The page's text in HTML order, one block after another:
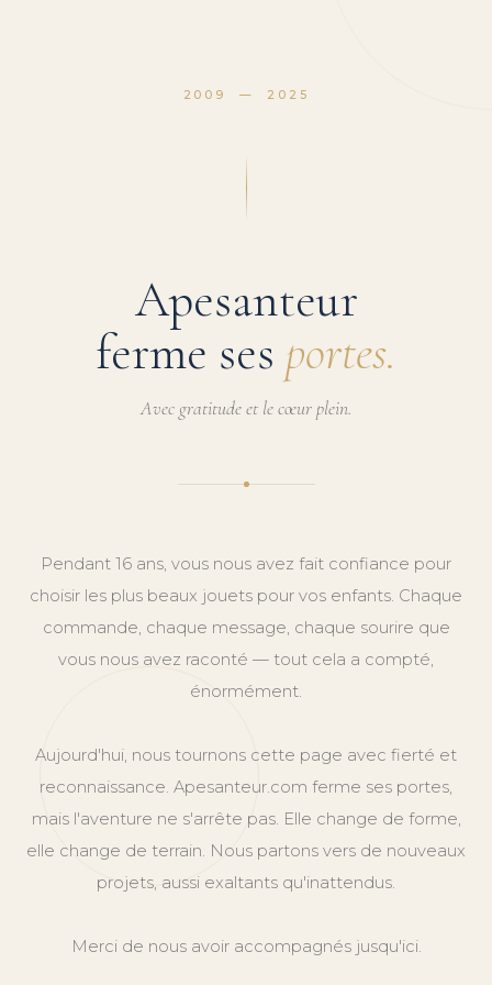
2009 — 2025
Apesanteur
ferme ses portes.
Avec gratitude et le cœur plein.
Pendant 16 ans, vous nous avez fait confiance pour
choisir les plus beaux jouets pour vos enfants. Chaque
commande, chaque message, chaque sourire que
vous nous avez raconté — tout cela a compté,
énormément.
Aujourd'hui, nous tournons cette page avec fierté et
reconnaissance. Apesanteur.com ferme ses portes,
mais l'aventure ne s'arrête pas. Elle change de forme,
elle change de terrain. Nous partons vers de nouveaux
projets, aussi exaltants qu'inattendus.
Merci de nous avoir accompagnés jusqu'ici.